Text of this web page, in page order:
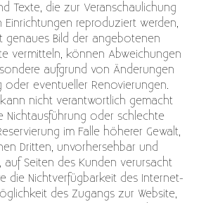
Texte, die zur Veranschaulichung
Einrichtungen reproduziert werden,
genaues Bild der angebotenen
vermitteln, können Abweichungen
aufgrund von Änderungen
oder eventueller Renovierungen.
nicht verantwortlich gemacht
Nichtausführung oder schlechte
im Falle höherer Gewalt,
Dritten, unvorhersehbar und
auf Seiten des Kunden verursacht
die Nichtverfügbarkeit des Internet-
des Zugangs zur Website,